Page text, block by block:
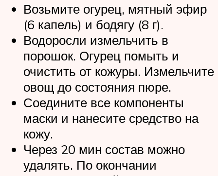
Возьмите огурец, мятный эфир
(6 капель) и бодягу (8 г).
Водоросли измельчить в
порошок. Огурец помыть и
очистить от кожуры. Измельчите
овощ до состояния пюре.
Соедините все компоненты
маски и нанесите средство на
кожу.
Через 20 мин состав можно
удалять. По окончании